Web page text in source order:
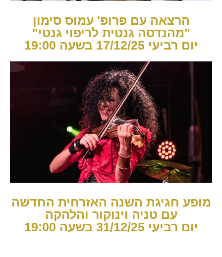
הרצאה עם פרופ' עמוס סימון
"מהנדסה גנטית לריפוי גנטי"
יום רביעי 17/12/25 בשעה 19:00
מופע חגיגת השנה האזרחית החדשה
עם טניה וינוקור והלהקה
יום רביעי 31/12/25 בשעה 19:00